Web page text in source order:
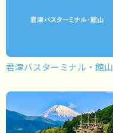
君津バスターミナル・館山